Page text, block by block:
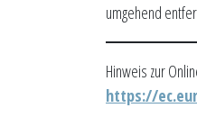
umgehend
Hinweis zur
https://